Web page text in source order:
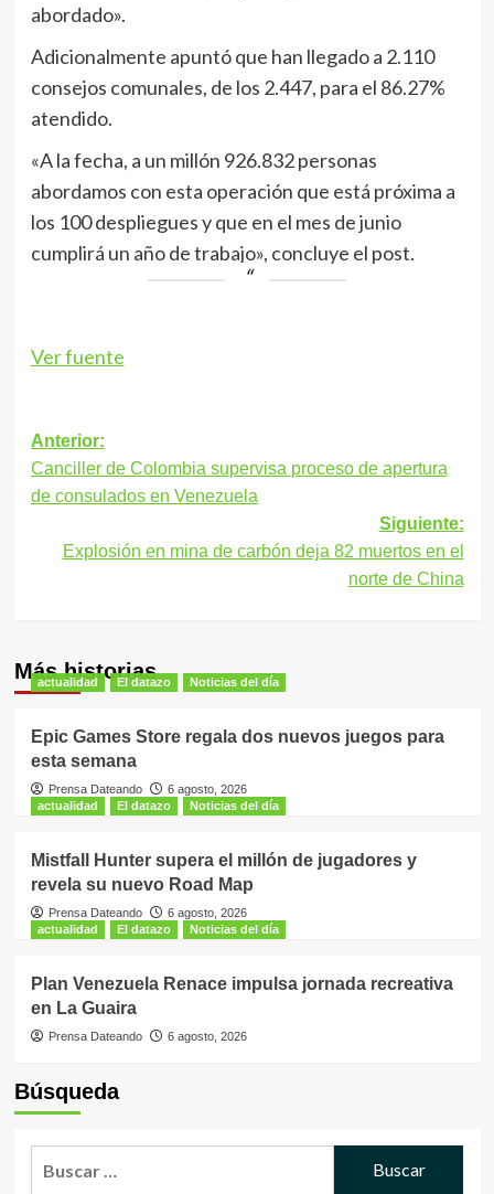
abordado».
Adicionalmente apuntó que han llegado a 2.110
consejos comunales, de los 2.447, para el 86.27%
atendido.
«A la fecha, a un millón 926.832 personas
abordamos con esta operación que está próxima a
los 100 despliegues y que en el mes de junio
cumplirá un año de trabajo», concluye el post.
Ver fuente
Navegación
de
entradas
Anterior:
Canciller de Colombia supervisa proceso de apertura
de consulados en Venezuela
Siguiente:
Explosión en mina de carbón deja 82 muertos en el
norte de China
Más historias
actualidad El datazo Noticias del día
Epic Games Store regala dos nuevos juegos para
esta semana
Prensa Dateando
6 agosto, 2026
actualidad
El datazo Noticias del día
Mistfall Hunter supera el millón de jugadores y
revela su nuevo Road Map
Prensa Dateando
6 agosto, 2026
actualidad
El datazo Noticias del día
Plan Venezuela Renace impulsa jornada recreativa
en La Guaira
Prensa Dateando 6 agosto, 2026
Búsqueda